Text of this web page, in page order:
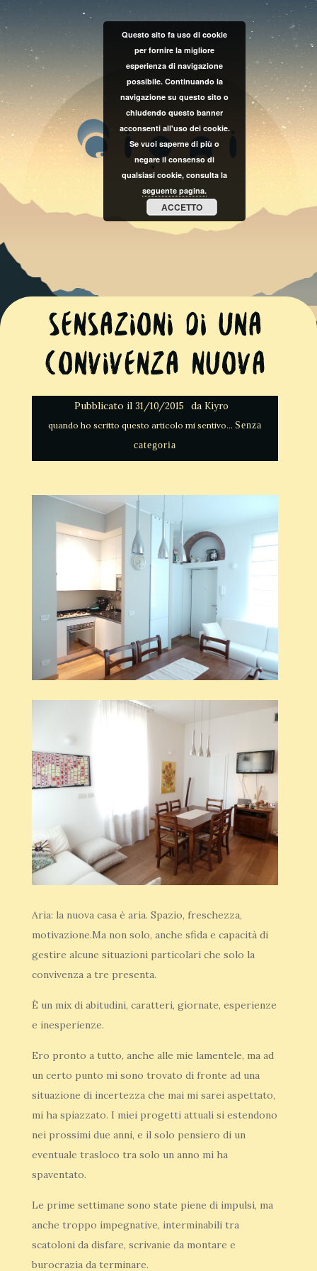
Sensazioni di una
convivenza nuova
Pubblicato il 31/10/2015 da Kiyro
Senza
categoria
Aria: la nuova casa è aria. Spazio, freschezza,
motivazione.Ma non solo, anche sfida e capacità di
gestire alcune situazioni particolari che solo la
convivenza a tre presenta.
È un mix di abitudini, caratteri, giornate, esperienze
e inesperienze.
Ero pronto a tutto, anche alle mie lamentele, ma ad
un certo punto mi sono trovato di fronte ad una
situazione di incertezza che mai mi sarei aspettato,
mi ha spiazzato. I miei progetti attuali si estendono
nei prossimi due anni, e il solo pensiero di un
eventuale trasloco tra solo un anno mi ha
spaventato.
Le prime settimane sono state piene di impulsi, ma
anche troppo impegnative, interminabili tra
scatoloni da disfare, scrivanie da montare e
burocrazia da terminare.
Questo sito fa uso di cookie
per fornire la migliore
esperienza di navigazione
possibile. Continuando la
navigazione su questo sito o
chiudendo questo banner
acconsenti all'uso dei cookie.
Se vuoi saperne di più o
negare il consenso di
qualsiasi cookie, consulta la
seguente pagina.
ACCETTO